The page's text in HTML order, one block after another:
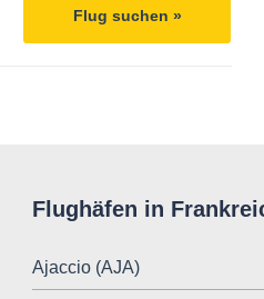
Flug suchen »
Flughäfen in
Ajaccio (AJA)